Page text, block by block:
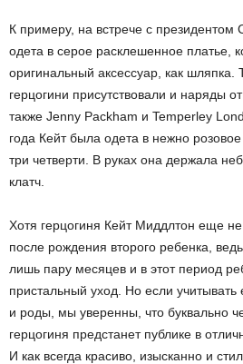
К примеру, на встрече с президентом
одета в серое расклешенное платье,
оригинальный аксессуар, как шляпка.
герцогини присутствовали и наряды
также Jenny Packham и Temperley
года Кейт была одета в нежно
три четверти. В руках она держала
клатч.
Хотя герцогиня Кейт Миддлтон еще
после рождения второго ребенка,
лишь пару месяцев и в этот период
пристальный уход. Но если
и роды, мы уверенны, что буквально
герцогиня предстанет публике в
И как всегда красиво, изысканно и